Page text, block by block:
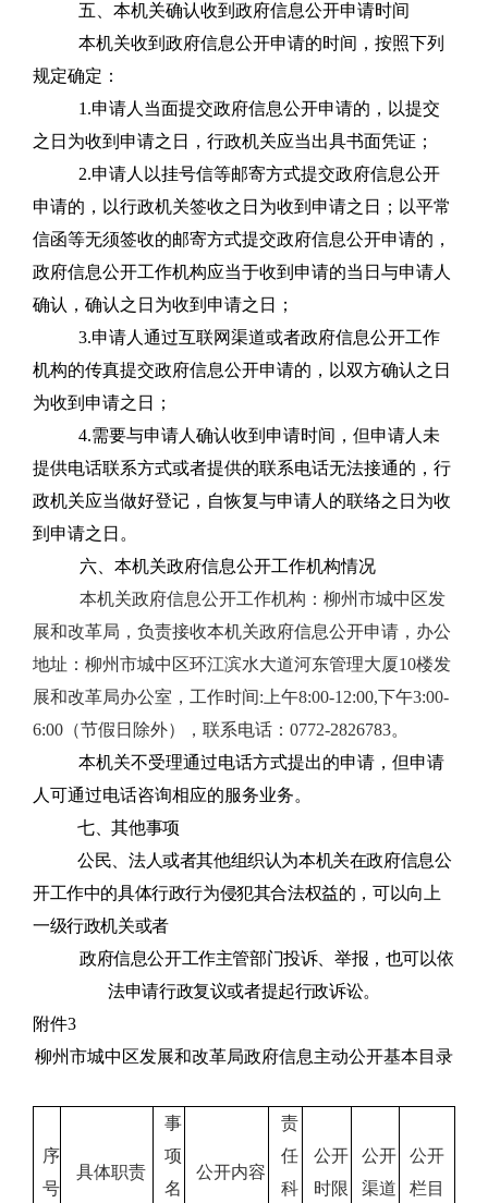
五、本机关确认收到政府信息公开申请时间
本机关收到政府信息公开申请的时间，按照下列
规定确定：
1.申请人当面提交政府信息公开申请的，以提交
之日为收到申请之日，行政机关应当出具书面凭证；
2.申请人以挂号信等邮寄方式提交政府信息公开
申请的，以行政机关签收之日为收到申请之日；以平常
信函等无须签收的邮寄方式提交政府信息公开申请的，
政府信息公开工作机构应当于收到申请的当日与申请人
确认，确认之日为收到申请之日；
3.申请人通过互联网渠道或者政府信息公开工作
机构的传真提交政府信息公开申请的，以双方确认之日
为收到申请之日；
4.需要与申请人确认收到申请时间，但申请人未
提供电话联系方式或者提供的联系电话无法接通的，行
政机关应当做好登记，自恢复与申请人的联络之日为收
到申请之日。
六、本机关政府信息公开工作机构情况
本机关政府信息公开工作机构：柳州市城中区发
展和改革局，负责接收本机关政府信息公开申请，办公
地址：柳州市城中区环江滨水大道河东管理大厦10楼发
展和改革局办公室，工作时间:上午8:00-12:00,下午3:00-
6:00（节假日除外），联系电话：0772-2826783。
本机关不受理通过电话方式提出的申请，但申请
人可通过电话咨询相应的服务业务。
七、其他事项
公民、法人或者其他组织认为本机关在政府信息公
开工作中的具体行政行为侵犯其合法权益的，可以向上
一级行政机关或者
政府信息公开工作主管部门投诉、举报，也可以依
法申请行政复议或者提起行政诉讼。
附件3
柳州市城中区发展和改革局政府信息主动公开基本目录
序
号
具体职责
事
项
名
公开内容
责
任
科
公开
时限
公开
渠道
公开
栏目